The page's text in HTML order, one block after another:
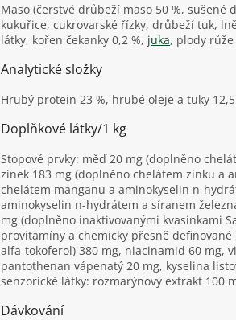
Maso (čerstvé drůbeží maso 50 %, sušené
kukuřice, cukrovarské řízky, drůbeží tuk,
látky, kořen čekanky 0,2 %, juka, plody
Analytické složky
Hrubý protein 23 %, hrubé oleje a tuky
Doplňkové látky/1 kg
Stopové prvky: měď 20 mg (doplněno
zinek 183 mg (doplněno chelátem zinku a
chelátem manganu a aminokyselin n-
aminokyselin n-hydrátem a síranem
mg (doplněno inaktivovanými kvasinkami
provitamíny a chemicky přesně definované
alfa-tokoferol) 380 mg, niacinamid 60 mg,
pantothenan vápenatý 20 mg, kyselina
senzorické látky: rozmarýnový extrakt 100
Dávkování